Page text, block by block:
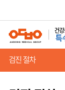
검진 절차